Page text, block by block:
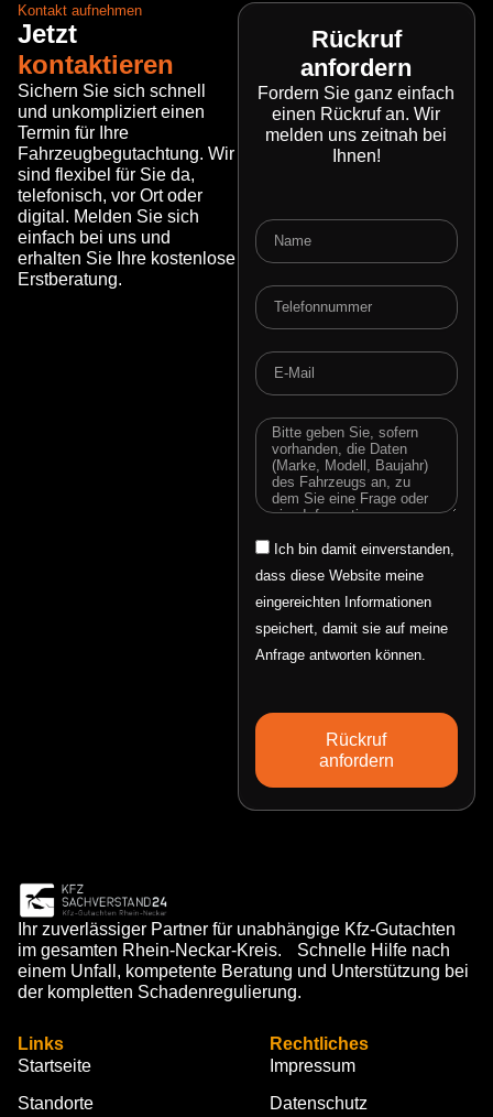
Kontakt aufnehmen
Jetzt
kontaktieren
Sichern Sie sich schnell
und unkompliziert einen
Termin für Ihre
Fahrzeugbegutachtung. Wir
sind flexibel für Sie da,
telefonisch, vor Ort oder
digital. Melden Sie sich
einfach bei uns und
erhalten Sie Ihre kostenlose
Erstberatung.
Rückruf
anfordern
Fordern Sie ganz einfach
einen Rückruf an. Wir
melden uns zeitnah bei
Ihnen!
Name
Telefonnummer
E-
Mail
Message
EmailIch bin damit einverstanden,
dass diese Website meine
eingereichten Informationen
speichert, damit sie auf meine
Anfrage antworten können.
Rückruf
anfordern
Ihr zuverlässiger Partner für unabhängige Kfz-Gutachten
im gesamten Rhein-Neckar-Kreis. Schnelle Hilfe nach
einem Unfall, kompetente Beratung und Unterstützung bei
der kompletten Schadenregulierung.
Links
Startseite
Standorte
Rechtliches
Impressum
Datenschutz